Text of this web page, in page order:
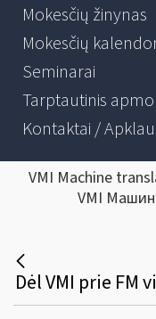
Mokesčių žinynas
Mokesčių
Seminarai
Tarptautinis
Kontaktai /
VMI Machine
VMI